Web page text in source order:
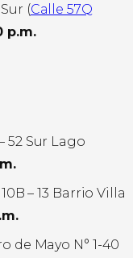
(Calle 57Q
p.m.
52 Sur Lago
– 13 Barrio Villa
de Mayo N° 1-40